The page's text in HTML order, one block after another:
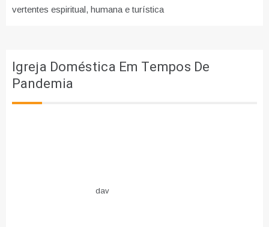
vertentes espiritual, humana e turística
Igreja Doméstica Em Tempos De
Pandemia
dav